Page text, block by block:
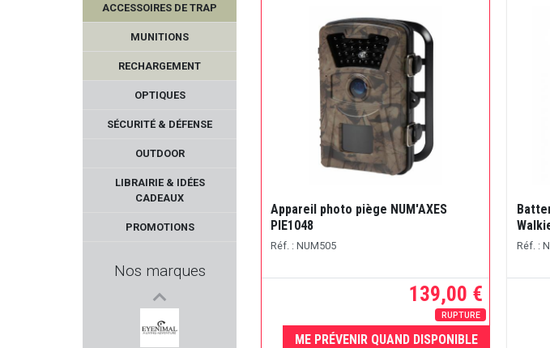
ACCESSOIRES DE TRAP
MUNITIONS
RECHARGEMENT
OPTIQUES
SÉCURITÉ & DÉFENSE
OUTDOOR
LIBRAIRIE & IDÉES
CADEAUX
PROMOTIONS
Nos marques
IMPACT DEFENDER
STALON
REMINGTON
Appareil photo piège NUM'AXES
PIE1048
Réf. : NUM505
139,00 €
RUPTURE
ME PRÉVENIR QUAND DISPONIBLE
Réf. :